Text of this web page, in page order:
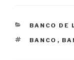
BANCO DE
BANCO ,